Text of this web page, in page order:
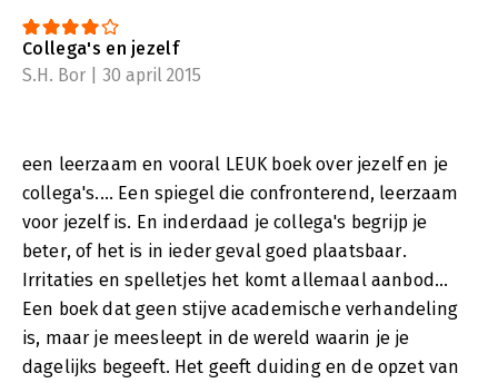
Collega's en jezelf
S.H. Bor | 30 april 2015
een leerzaam en vooral LEUK boek over jezelf en je
collega's.... Een spiegel die confronterend, leerzaam
voor jezelf is. En inderdaad je collega's begrijp je
beter, of het is in ieder geval goed plaatsbaar.
Irritaties en spelletjes het komt allemaal aanbod...
Een boek dat geen stijve academische verhandeling
is, maar je meesleept in de wereld waarin je je
dagelijks begeeft. Het geeft duiding en de opzet van